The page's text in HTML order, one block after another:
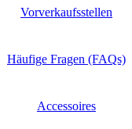
Vor­ver­kaufs­stel­len
Häu­fi­ge Fra­gen (FAQs)
Acces­soires